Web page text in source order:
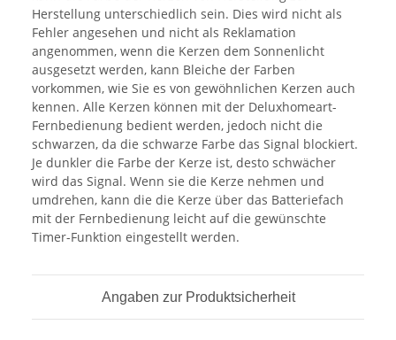
Herstellung unterschiedlich sein. Dies wird nicht als
Fehler angesehen und nicht als Reklamation
angenommen, wenn die Kerzen dem Sonnenlicht
ausgesetzt werden, kann Bleiche der Farben
vorkommen, wie Sie es von gewöhnlichen Kerzen auch
kennen. Alle Kerzen können mit der Deluxhomeart-
Fernbedienung bedient werden, jedoch nicht die
schwarzen, da die schwarze Farbe das Signal blockiert.
Je dunkler die Farbe der Kerze ist, desto schwächer
wird das Signal. Wenn sie die Kerze nehmen und
umdrehen, kann die die Kerze über das Batteriefach
mit der Fernbedienung leicht auf die gewünschte
Timer-Funktion eingestellt werden.
Angaben zur Produktsicherheit